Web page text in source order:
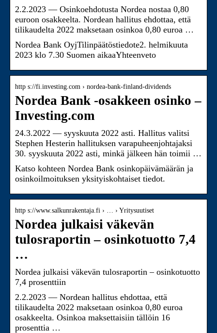
2.2.2023 — Osinkoehdotusta Nordea nostaa 0,80
euroon osakkeelta. Nordean hallitus ehdottaa, että
tilikaudelta 2022 maksetaan osinkoa 0,80 euroa …
Nordea Bank OyjTilinpäätöstiedote2. helmikuuta
2023 klo 7.30 Suomen aikaaYhteenveto
http s://fi.investing.com › nordea-bank-finland-dividends
Nordea Bank -osakkeen osinko –
Investing.com
24.3.2022 — syyskuuta 2022 asti. Hallitus valitsi
Stephen Hesterin hallituksen varapuheenjohtajaksi
30. syyskuuta 2022 asti, minkä jälkeen hän toimii …
Katso kohteen Nordea Bank osinkopäivämäärän ja
osinkoilmoituksen yksityiskohtaiset tiedot.
http s://www.salkunrakentaja.fi › … › Yritysuutiset
Nordea julkaisi väkevän
tulosraportin – osinkotuotto 7,4
…
Nordea julkaisi väkevän tulosraportin – osinkotuotto
7,4 prosenttiin
2.2.2023 — Nordean hallitus ehdottaa, että
tilikaudelta 2022 maksetaan osinkoa 0,80 euroa
osakkeelta. Osinkoa maksettaisiin tällöin 16
prosenttia …